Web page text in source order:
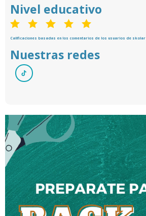
Nivel educativo
Calificaciones basadas en los comentarios de los usuarios de skolar
Nuestras redes